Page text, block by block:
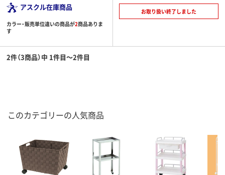
アスクル在庫商品
カラー・販売単位違いの商品が2商品ありま
す
お取り扱い終了しました
2件（3商品）中 1件目～2件目
このカテゴリーの人気商品